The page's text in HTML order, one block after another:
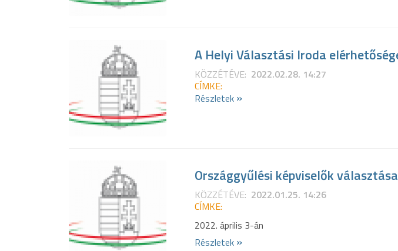
A Helyi Választási Iroda
KÖZZÉTÉVE: 2022.02.28. 14:27
CÍMKE:
Részletek »
Országgyűlési képviselők
KÖZZÉTÉVE: 2022.01.25. 14:26
CÍMKE:
2022. április 3-án
Részletek »